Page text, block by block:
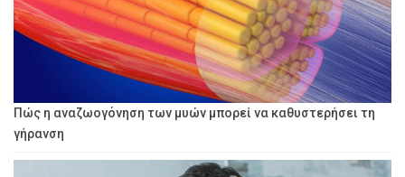
Πώς η αναζωογόνηση των μυών μπορεί να καθυστερήσει τη
γήρανση